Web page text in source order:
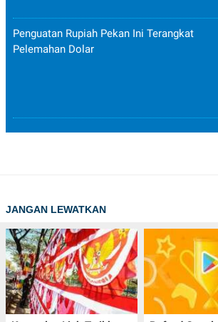
Penguatan Rupiah Pekan Ini Terangkat
Pelemahan Dolar
JANGAN LEWATKAN